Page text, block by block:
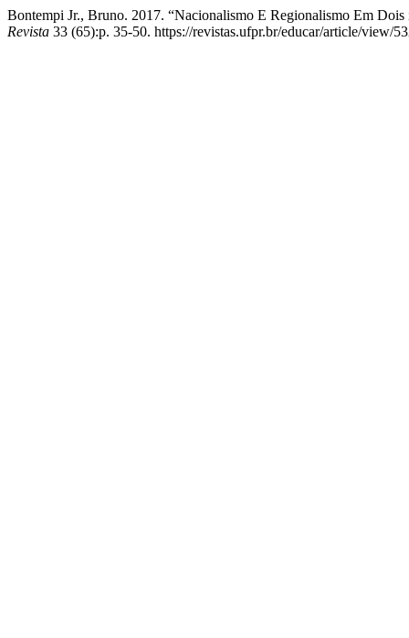
Bontempi Jr., Bruno. 2017. “Nacionalismo E Regionalismo Em
Revista 33 (65):p. 35-50. https://revistas.ufpr.br/educar/article/view/